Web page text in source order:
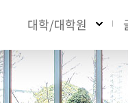
대학/대학원